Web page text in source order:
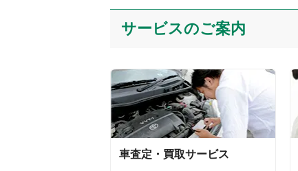
サービスのご案内
車査定・買取サービス